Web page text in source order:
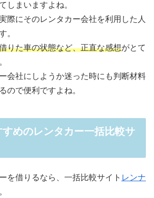
しまいますよね。
際にそのレンタカー会社を利用した人
。
りた車の状態など、正直な感想がとて
会社にしようか迷った時にも判断材料
ので便利ですよね。
めのレンタカー一括比較サ
を借りるなら、一括比較サイト レンナ